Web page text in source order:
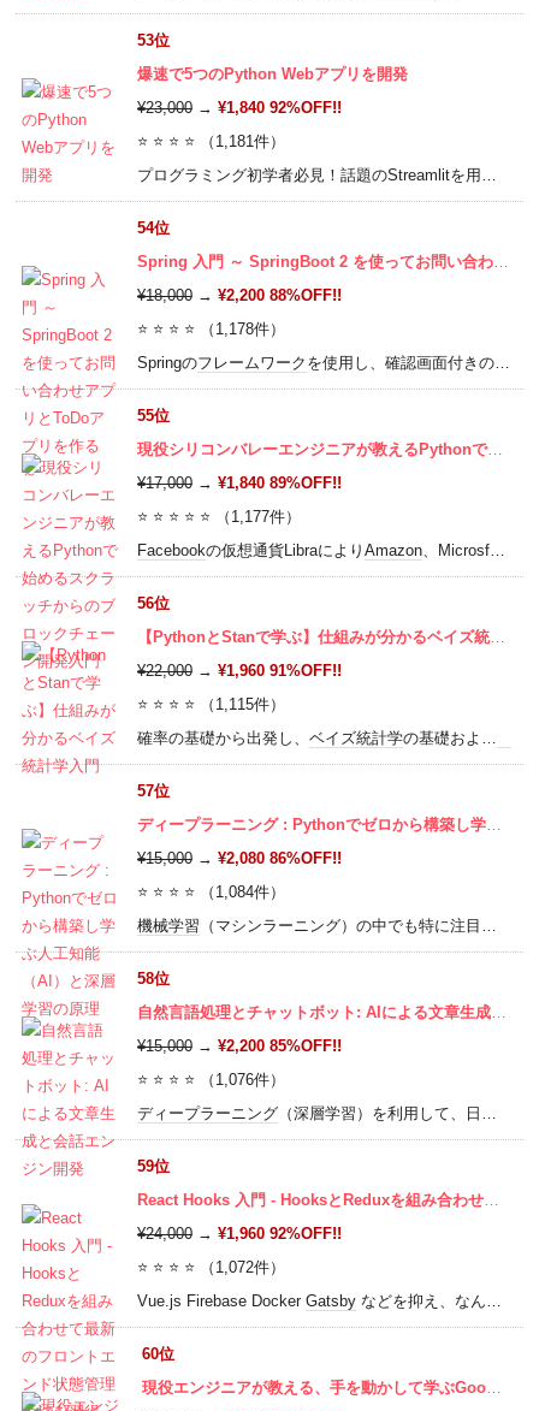
53位
爆速で5つのPython Webアプリを開発
¥23,000→ ¥1,840 92%OFF!!
⭐ ⭐ ⭐ ⭐ （1,181件）
プログラミング初学者必見！話題のStreamlitを用いて、最短最速でアプリケーションを公開するまでの流れをわかりやすくお伝えします。
54位
Spring 入門 ～ SpringBoot 2 を使ってお問い合わせアプリとToDoアプリを作る ～
¥18,000→ ¥2,200 88%OFF!!
⭐ ⭐ ⭐ ⭐ （1,178件）
Springのフレームワーク を使用し、確認画面付きのお問い合わせアプリとToDoアプリの完成を目指します。本コースは
55位
現役シリコンバレーエンジニアが教えるPythonで始めるスクラッチからのブロックチェーン開発入門
¥17,000→ ¥1,840 89%OFF!!
⭐ ⭐ ⭐ ⭐ ⭐ （1,177件）
Facebookの仮想通貨Libraにより Amazon、Microsfot、
56位
【PythonとStanで学ぶ】仕組みが分かるベイズ統計学入門
¥22,000→ ¥1,960 91%OFF!!
⭐ ⭐ ⭐ ⭐ （1,115件）
確率の基礎から出発し、 ベイズ統計学の基礎および
57位
ディープラーニング : Pythonでゼロから構築し学ぶ人工知能（AI）と深層学習の原理
¥15,000→ ¥2,080 86%OFF!!
⭐ ⭐ ⭐ ⭐ （1,084件）
機械学習 （マシンラーニング）の中でも特に注目を集めている
58位
自然言語処理とチャットボット: AIによる文章生成と会話エンジン開発
¥15,000→ ¥2,200 85%OFF!!
⭐ ⭐ ⭐ ⭐ （1,076件）
ディープラーニング（深層学習）を利用して、日本語を解析し文章を作成しましょう。
59位
React Hooks 入門 - HooksとReduxを組み合わせて最新のフロントエンド状態管理手法を習得
¥24,000→ ¥1,960 92%OFF!!
⭐ ⭐ ⭐ ⭐ （1,072件）
Vue.js Firebase Docker Gatsbyなどを抑え、なんと受講生の37.2%が次に学びたいと注目度の高い React Hooks 。複雑な状態管理をシンプルに且つ美しく実装するためのフロントエンド開発手法を身につけよう！
60位
現役エンジニアが教える、手を動かして学ぶGoogle Cloud Platform(GCP) 入門